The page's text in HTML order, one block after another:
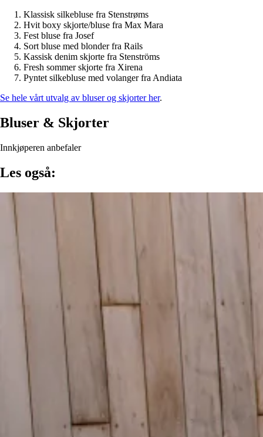
Klassisk silkebluse fra Stenstrøms
Hvit boxy skjorte/bluse fra Max Mara
Fest bluse fra Josef
Sort bluse med blonder fra Rails
Kassisk denim skjorte fra Stenströms
Fresh sommer skjorte fra Xirena
Pyntet silkebluse med volanger fra Andiata
Se hele vårt utvalg av bluser og skjorter her.
Bluser & Skjorter
Innkjøperen anbefaler
Les også: